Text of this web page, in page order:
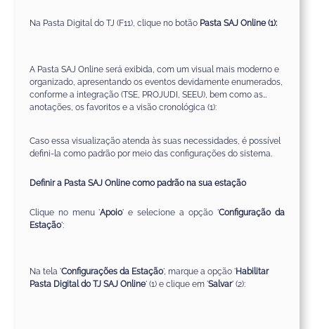
Na Pasta Digital do TJ (F11), clique no botão Pasta SAJ Online (1):
A Pasta SAJ Online será exibida, com um visual mais moderno e
organizado, apresentando os eventos devidamente enumerados,
conforme a integração (TSE, PROJUDI, SEEU), bem como as
anotações, os favoritos e a visão cronológica (1):
Caso essa visualização atendaàs suas necessidades, é possível
defini-la como padrão por meio das configurações do sistema.
Definir a Pasta SAJ Online como padrão na sua estação
Clique no menu 'Apoio' e selecione a opção 'Configuração da
Estação':
Na tela 'Configurações da Estação', marque a opção 'Habilitar
Pasta Digital do TJ SAJ Online' (1)eclique em 'Salvar' (2):